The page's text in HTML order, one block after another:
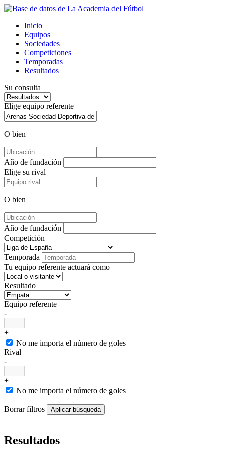
Inicio
Equipos
Sociedades
Competiciones
Temporadas
Resultados
Su consulta
Elige equipo referente
O bien
Año de fundación
Elige su rival
O bien
Año de fundación
Competición
Temporada
Tu equipo referente actuará como
Resultado
Equipo referente
-
+
No me importa el número de goles
Rival
-
+
No me importa el número de goles
Borrar filtros
Resultados